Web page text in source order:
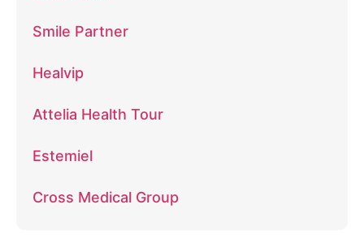
Smile Partner
Healvip
Attelia Health Tour
Estemiel
Cross Medical Group